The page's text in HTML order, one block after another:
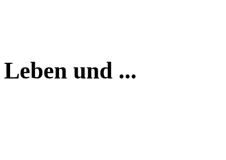
Leben und ...